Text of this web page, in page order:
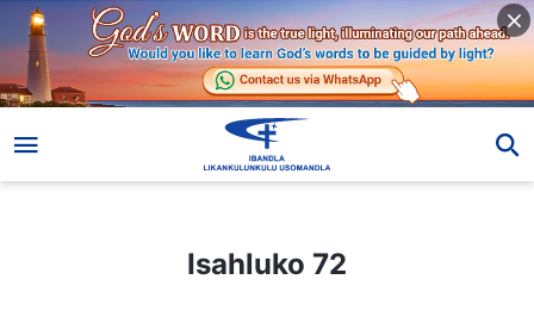
Isahluko 72